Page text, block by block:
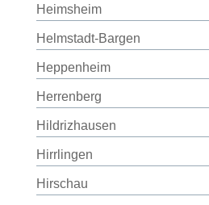
Heimsheim
Helmstadt-Bargen
Heppenheim
Herrenberg
Hildrizhausen
Hirrlingen
Hirschau